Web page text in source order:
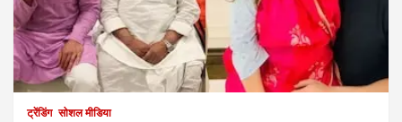
ट्रेंडिंग सोशल मीडिया